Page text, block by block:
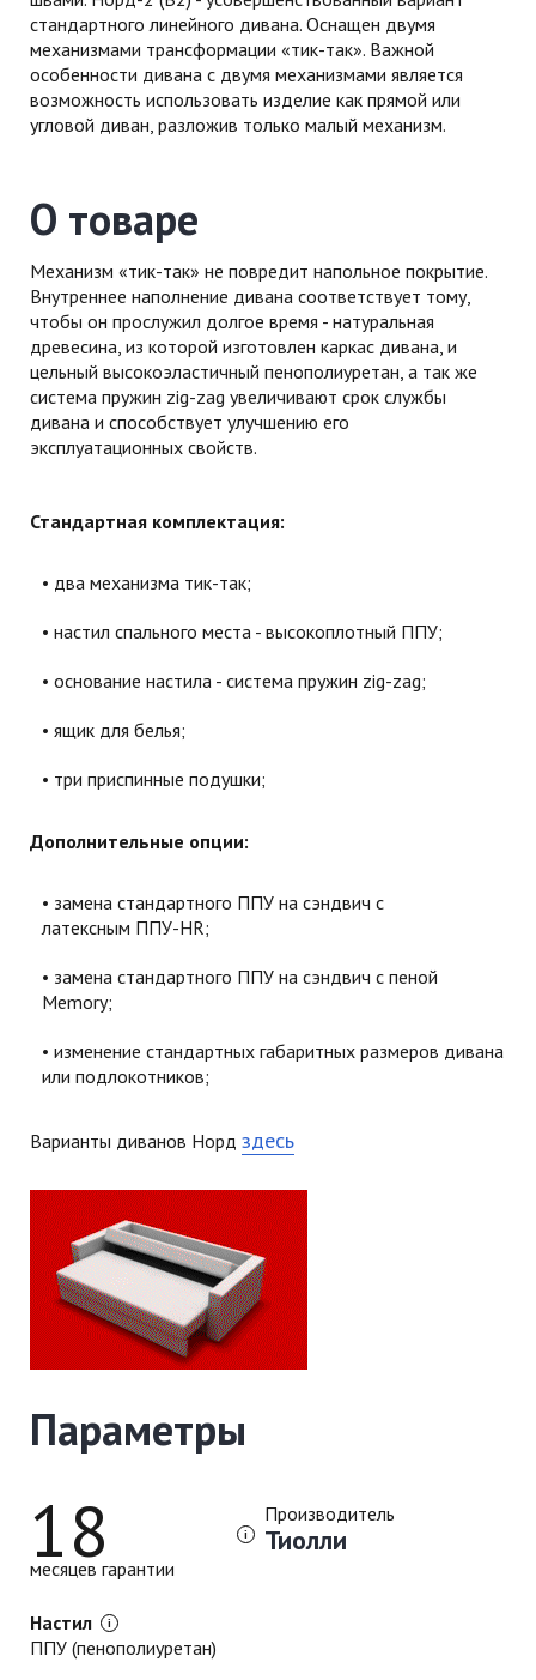
стандартного линейного дивана. Оснащен двумя
механизмами трансформации «тик-так». Важной
особенности дивана с двумя механизмами является
возможность использовать изделие как прямой или
угловой диван, разложив только малый механизм.
О товаре
Механизм «тик-так» не повредит напольное покрытие.
Внутреннее наполнение дивана соответствует тому,
чтобы он прослужил долгое время - натуральная
древесина, из которой изготовлен каркас дивана, и
цельный высокоэластичный пенополиуретан, а так же
система пружин zig-zag увеличивают срок службы
дивана и способствует улучшению его
эксплуатационных свойств.
Стандартная комплектация:
два механизма тик-так;
настил спального места - высокоплотный ППУ;
основание настила - система пружин zig-zag;
ящик для белья;
три приспинные подушки;
Дополнительные опции:
замена стандартного ППУ на сэндвич с
латексным ППУ-HR;
замена стандартного ППУ на сэндвич с пеной
Memory;
изменение стандартных габаритных размеров дивана
или подлокотников;
Варианты диванов Нордздесь
Параметры
Настил
ППУ (пенополиуретан)
Производитель
Тиолли
18
месяцев гарантии